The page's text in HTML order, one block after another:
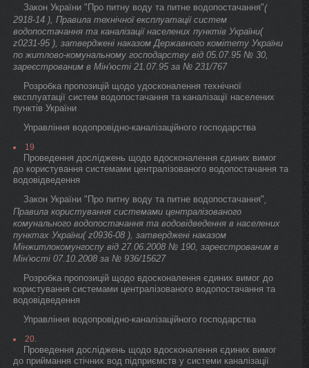
Закон України "Про питну воду та питне водопостачання"(
2918-14 ), Правила технічної експлуатації систем
водопостачання та каналізації населених пунктів України(
z0231-95 ), затверджені наказом Державного комітету України
по житлово-комунальному господарству від 05.07.95 № 30,
зареєстрованим в Мін'юсті 21.07.95 за № 231/767
Розробка пропозицій щодо удосконалення технічної
експлуатації систем водопостачання та каналізації населених
пунктів України
Управління водопровідно-каналізаційного господарства
19
Проведення досліджень щодо вдосконалення єдиних вимог
до користування системами централізованого водопостачання та
водовідведення
Закон України "Про питну воду та питне водопостачання",
Правила користування системами централізованого
комунального водопостачання та водовідведення в населених
пунктах України( z0936-08 ), затверджені наказом
Мінжитлокомунгоспу від 27.06.2008 № 190, зареєстрованим в
Мін'юсті 07.10.2008 за № 936/15627
Розробка пропозицій щодо вдосконалення єдиних вимог до
користування системами централізованого водопостачання та
водовідведення
Управління водопровідно-каналізаційного господарства
20.
Проведення досліджень щодо вдосконалення єдиних вимог
до приймання стічних вод підприємств у системи каналізації